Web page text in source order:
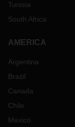
Tunisia
South Africa
AMERICA
Argentina
Brazil
Canada
Chile
Mexico